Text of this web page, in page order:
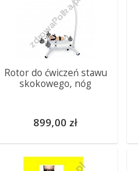
Rotor do ćwiczeń stawu
skokowego, nóg
899,00 zł